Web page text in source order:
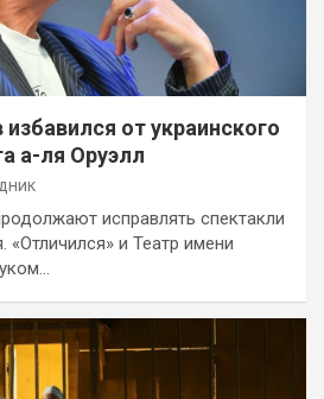
от украинского
а-ля Оруэлл
исправлять спектакли
«Отличился» и Театр имени